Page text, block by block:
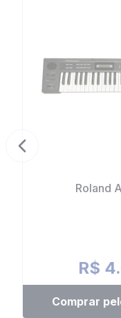
Roland
R$
Comprar
Previous slide